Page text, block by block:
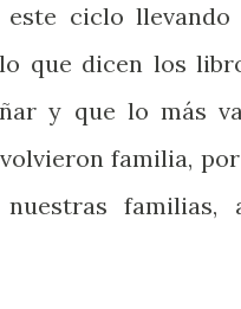
ciclo
que dicen los
y que lo más
familia,